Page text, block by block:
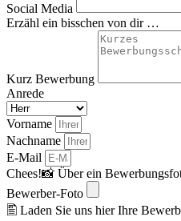
Social Media
Erzähl ein bisschen von dir …
Kurz Bewerbung
Anrede
Vorname
Nachname
E-Mail
Chees!📸 Über ein
Bewerber-Foto
🖺 Laden Sie uns hier Ihre